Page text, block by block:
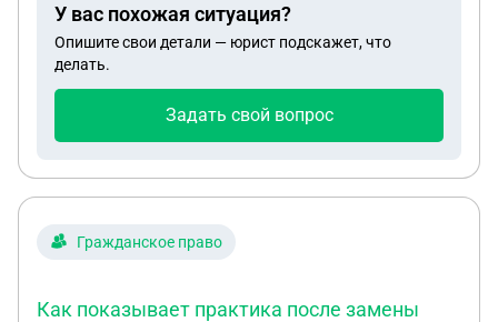
имущества или можем указать примерную
стоимость авто и кв? А так же если в соглашении
будет пункт о том, что супруг не имеет претензий
по компенсации (его доля в кв дороже
автомобиля ), то сможет ли он в будущем
соглашения и признания его недействительным,
У вас похожая ситуация?
Опишите свои детали — юрист подскажет, что
делать.
Задать свой вопрос
Гражданское право
Как показывает практика после замены